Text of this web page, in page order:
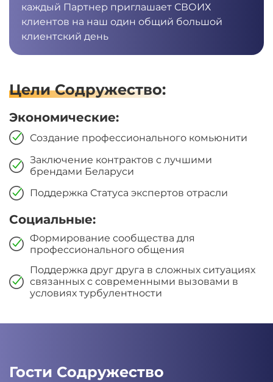
каждый Партнер приглашает СВОИХ
клиентов на наш один общий большой
клиентский день
Цели Содружество:
Экономические:
Создание профессионального комьюнити
Заключение контрактов с лучшими
брендами Беларуси
Поддержка Статуса экспертов отрасли
Социальные:
Формирование сообщества для
профессионального общения
Поддержка друг друга в сложных ситуациях
связанных с современными вызовами в
условиях турбулентности
Гости Содружество